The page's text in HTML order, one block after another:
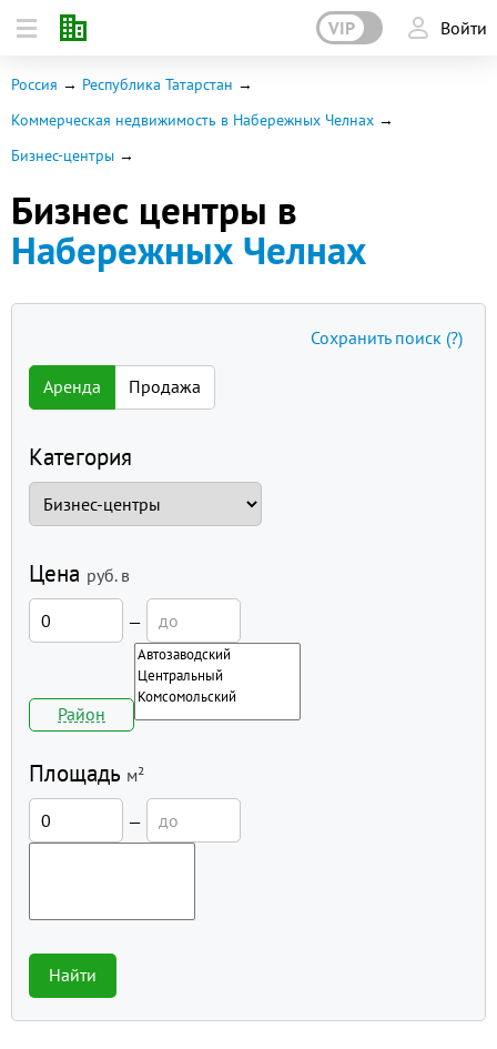
VIP Войти
Россия
Республика Татарстан
Коммерческая недвижимость в Набережных Челнах
Бизнес-центры
Бизнес центры в
Набережных Челнах
Аренда Продажа
Категория
Цена руб. в
—
Район
Площадь м²
—
Найти
Сохранить поиск (?)